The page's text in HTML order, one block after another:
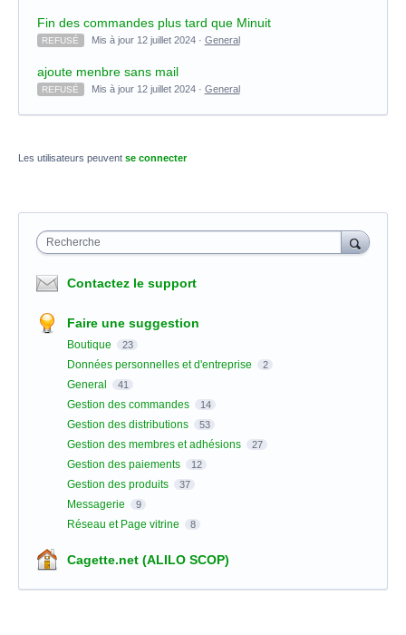
Fin des commandes plus tard que Minuit
REFUSÉ Mis à jour 12 juillet 2024 · General
ajoute menbre sans mail
REFUSÉ Mis à jour 12 juillet 2024 · General
Les utilisateurs peuvent se connecter
Recherche
Contactez le support
Faire une suggestion
Boutique 23
Données personnelles et d'entreprise 2
General 41
Gestion des commandes 14
Gestion des distributions 53
Gestion des membres et adhésions 27
Gestion des paiements 12
Gestion des produits 37
Messagerie 9
Réseau et Page vitrine 8
Cagette.net (ALILO SCOP)